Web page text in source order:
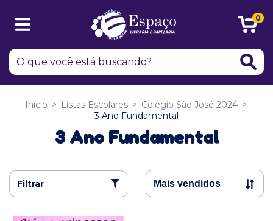
0
Início > Listas Escolares > Colégio São José 2024 >
3 Ano Fundamental
3 Ano Fundamental
Filtrar